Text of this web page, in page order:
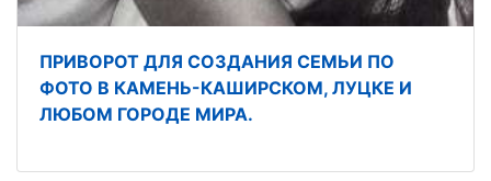
ПРИВОРОТ ДЛЯ СОЗДАНИЯ СЕМЬИ ПО
ФОТО В КАМЕНЬ-КАШИРСКОМ, ЛУЦКЕ И
ЛЮБОМ ГОРОДЕ МИРА.